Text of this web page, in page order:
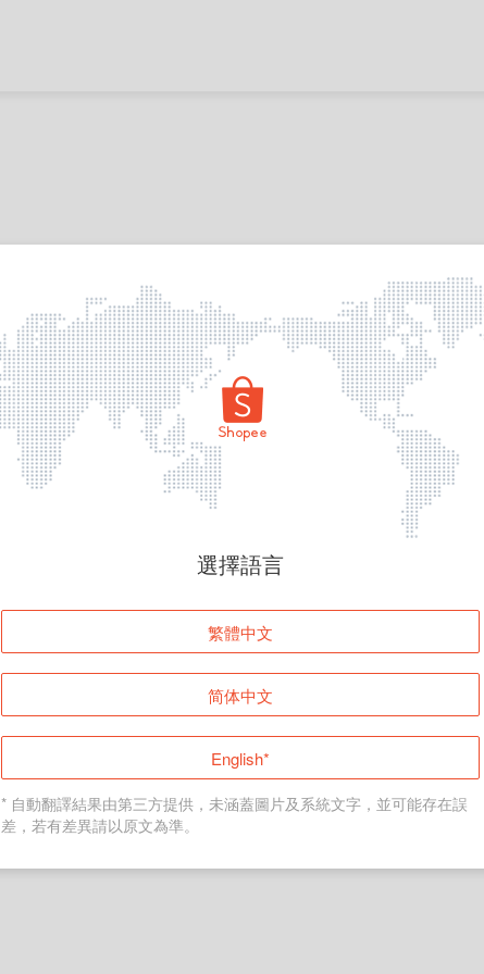
頁面無法顯示
登入
返回首頁
選擇語言
繁體中文
简体中文
English*
* 自動翻譯結果由第三方提供，未涵蓋圖片及系統文字，並可能存在誤
差，若有差異請以原文為準。